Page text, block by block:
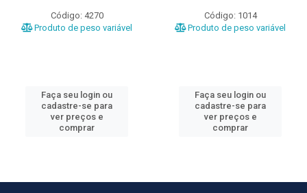
Código: 4270
Produto de peso variável
Faça seu login ou
cadastre-se para
ver preços e
comprar
Código: 1014
Produto de peso variável
Faça seu login ou
cadastre-se para
ver preços e
comprar